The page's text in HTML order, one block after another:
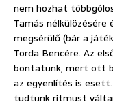
nem hozhat
Tamás nélkülözésére
megsérülő (bár a
Torda Bencére. Az
bontatunk, mert ott
az egyenlítés is
tudtunk ritmust